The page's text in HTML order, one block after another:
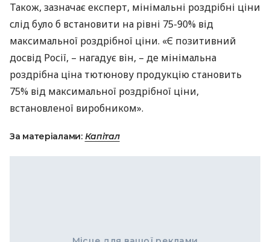
Також, зазначає експерт, мінімальні роздрібні ціни
слід було б встановити на рівні 75-90% від
максимальної роздрібної ціни. «Є позитивний
досвід Росії, – нагадує він, – де мінімальна
роздрібна ціна тютюнову продукцію становить
75% від максимальної роздрібної ціни,
встановленої виробником».
За матеріалами: Капітал